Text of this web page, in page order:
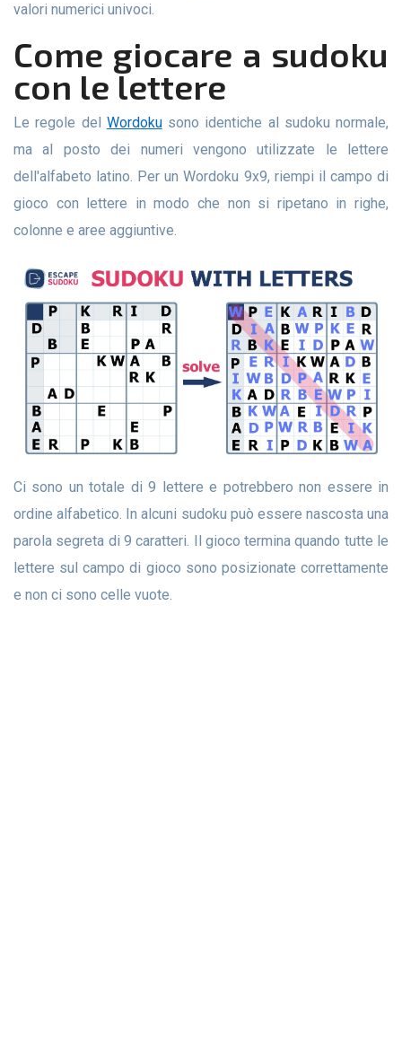
valori numerici univoci.
Come giocare a sudoku
con le lettere
Le regole del Wordokusono identiche al sudoku normale,
ma al posto dei numeri vengono utilizzate le lettere
dell'alfabeto latino. Per un Wordoku 9x9, riempi il campo di
gioco con lettere in modo che non si ripetano in righe,
colonne e aree aggiuntive.
Ci sono un totale di 9 lettere e potrebbero non essere in
ordine alfabetico. In alcuni sudoku può essere nascosta una
parola segreta di 9 caratteri. Il gioco termina quando tutte le
lettere sul campo di gioco sono posizionate correttamente
e non ci sono celle vuote.